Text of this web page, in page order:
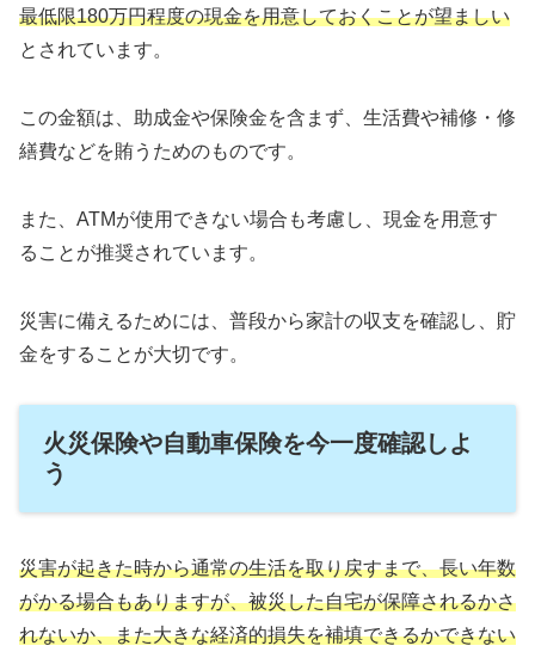
最低限180万円程度の現金を用意しておくことが望ましい
とされています。
この金額は、助成金や保険金を含まず、生活費や補修・修
繕費などを賄うためのものです。
また、ATMが使用できない場合も考慮し、現金を用意す
ることが推奨されています。
災害に備えるためには、普段から家計の収支を確認し、貯
金をすることが大切です。
火災保険や自動車保険を今一度確認しよ
う
災害が起きた時から通常の生活を取り戻すまで、長い年数
がかる場合もありますが、被災した自宅が保障されるかさ
れないか、また大きな経済的損失を補填できるかできない